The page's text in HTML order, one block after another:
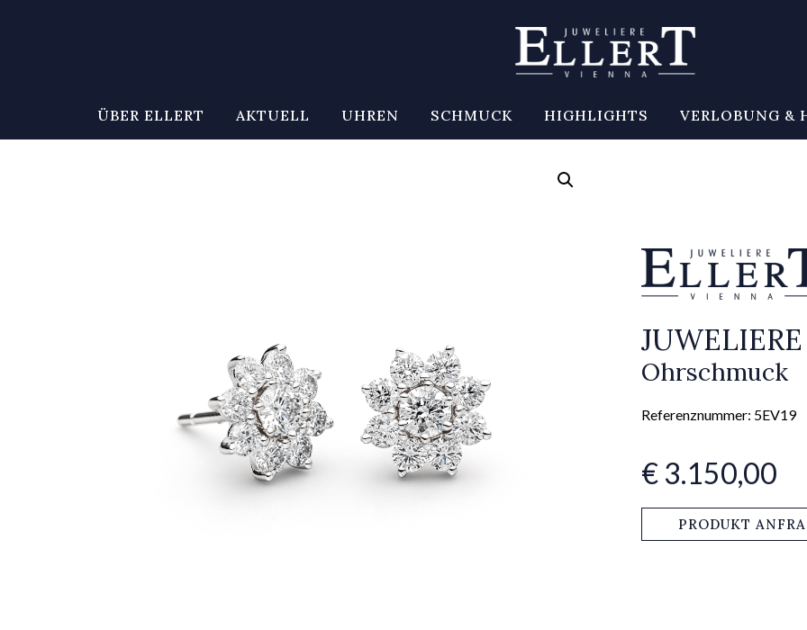
ÜBER ELLERT AKTUELL UHREN SCHMUCK HIGHLIGHTS VERLOBUNG &
Ohrschmuck
Referenznummer: 5EV19
€ 3.150,00
PRODUKT